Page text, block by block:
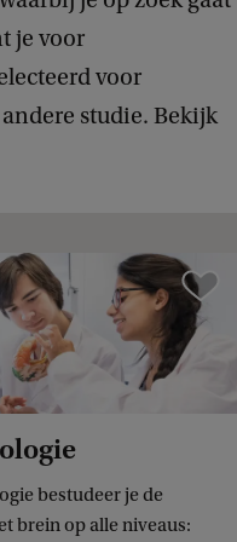
je voor
voor
studie. Bekijk
Vergelijk
bestudeer je de
brein op alle niveaus: